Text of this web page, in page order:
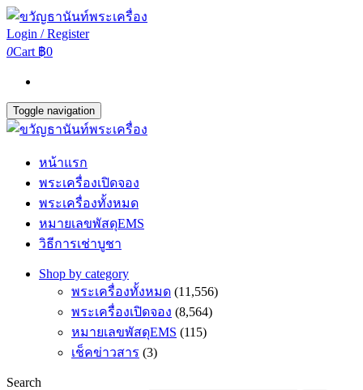
Login / Register
0Cart ฿0
Toggle navigation
หน้าแรก
พระเครื่องเปิดจอง
พระเครื่องทั้งหมด
หมายเลขพัสดุEMS
วิธีการเช่าบูชา
Shop by category
พระเครื่องทั้งหมด (11,556)
พระเครื่องเปิดจอง (8,564)
หมายเลขพัสดุEMS (115)
เช็คข่าวสาร (3)
Search